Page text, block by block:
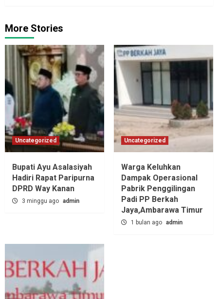
More Stories
Uncategorized
Bupati Ayu Asalasiyah
Hadiri Rapat Paripurna
DPRD Way Kanan
3 minggu ago admin
Uncategorized
Warga Keluhkan
Dampak Operasional
Pabrik Penggilingan
Padi PP Berkah
Jaya,‎Ambarawa Timur
1 bulan ago admin